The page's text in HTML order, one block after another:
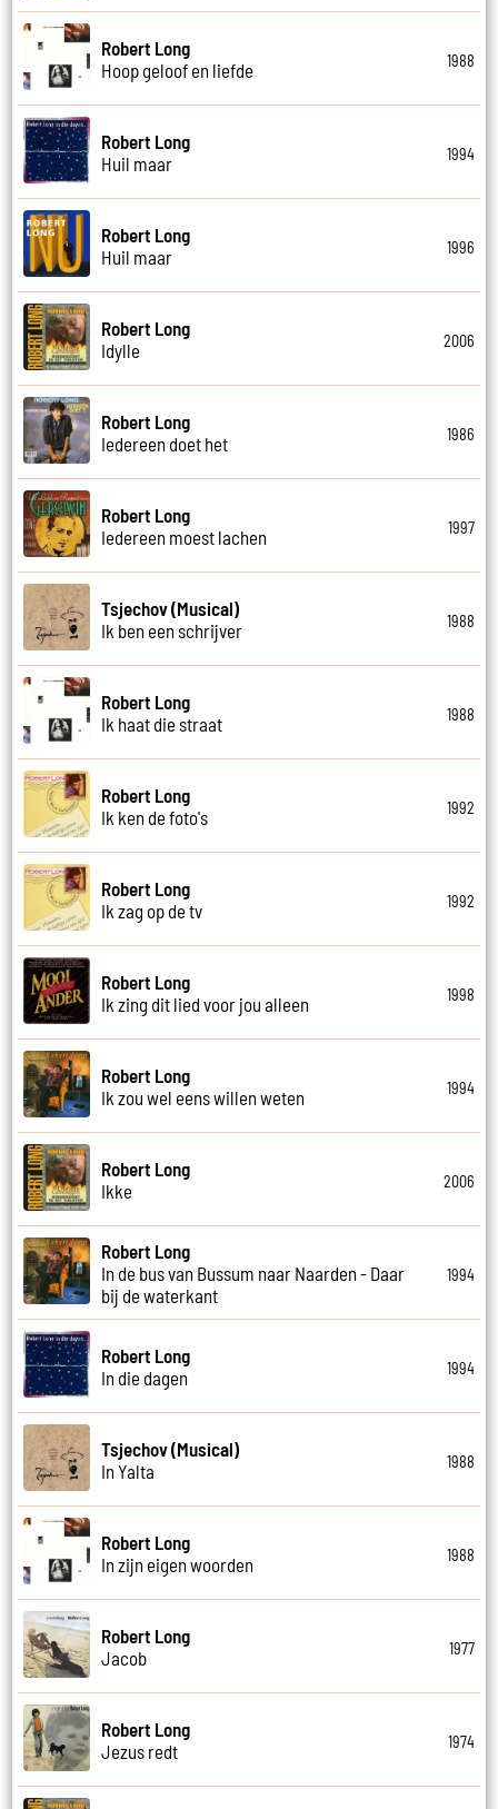
Robert Long
Hoop geloof en liefde
1988
Robert Long
Huil maar
1994
Robert Long
Huil maar
1996
Robert Long
Idylle
2006
Robert Long
Iedereen doet het
1986
Robert Long
Iedereen moest lachen
1997
Tsjechov (Musical)
Ik ben een schrijver
1988
Robert Long
Ik haat die straat
1988
Robert Long
Ik ken de foto's
1992
Robert Long
Ik zag op de tv
1992
Robert Long
Ik zing dit lied voor jou alleen
1998
Robert Long
Ik zou wel eens willen weten
1994
Robert Long
Ikke
2006
Robert Long
In de bus van Bussum naar Naarden - Daar
bij de waterkant
1994
Robert Long
In die dagen
1994
Tsjechov (Musical)
In Yalta
1988
Robert Long
In zijn eigen woorden
1988
Robert Long
Jacob
1977
Robert Long
Jezus redt
1974